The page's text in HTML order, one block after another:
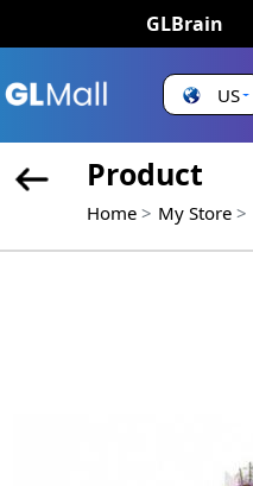
GLBrain
US
Product
Home My Store